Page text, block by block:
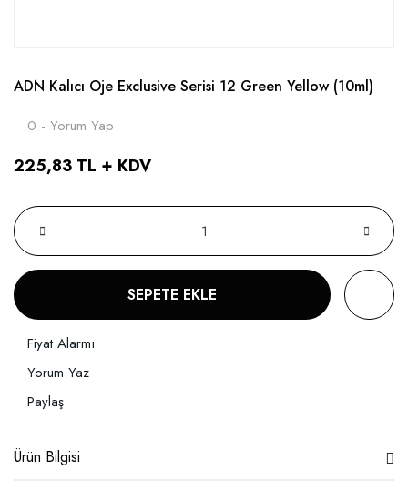
ADN Kalıcı Oje Exclusive Serisi 12 Green Yellow (10ml)
0 - Yorum Yap
225,83 TL + KDV
SEPETE EKLE
Fiyat Alarmı
Yorum Yaz
Paylaş
Ürün Bilgisi